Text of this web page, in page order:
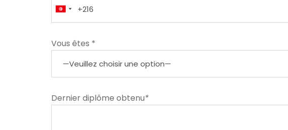
Vous êtes *
Dernier diplôme obtenu*